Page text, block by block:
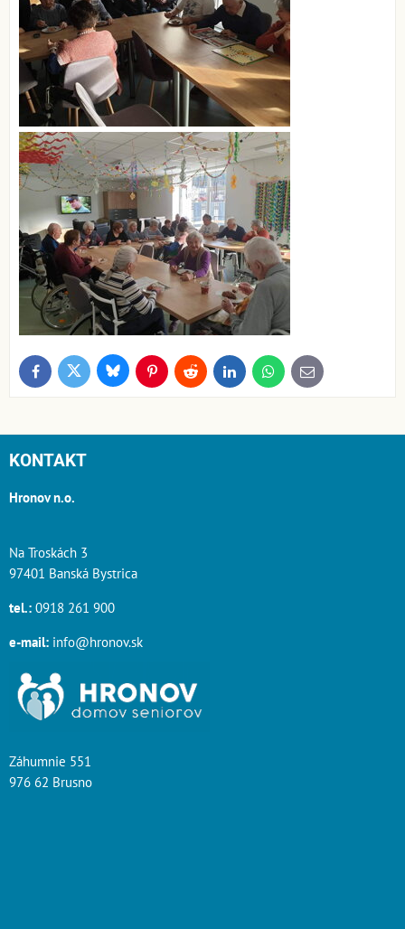
FacebookTwitter BlueskyPinterestReddit LinkedInWhatsApp
E-
mail
KONTAKT
Hronov n.o.
Na Troskách 3
97401 Banská Bystrica
tel.: 0918 261 900
e-mail: info@hronov.sk
Záhumnie 551
976 62 Brusno